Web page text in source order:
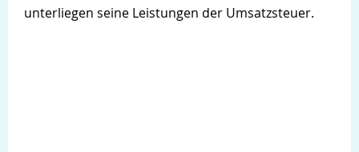
unterliegen seine Leistungen der Umsatzsteuer.